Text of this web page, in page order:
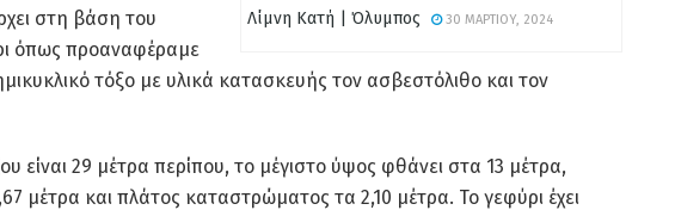
Λίμνη Κατή | Όλυμπος 30 ΜΑΡΤΊΟΥ, 2024
στη βάση του
όπως προαναφέραμε
τόξο με υλικά κατασκευής τον ασβεστόλιθο και τον
είναι 29 μέτρα περίπου, το μέγιστο ύψος φθάνει στα 13 μέτρα,
μέτρα και πλάτος καταστρώματος τα 2,10 μέτρα. Το γεφύρι έχει